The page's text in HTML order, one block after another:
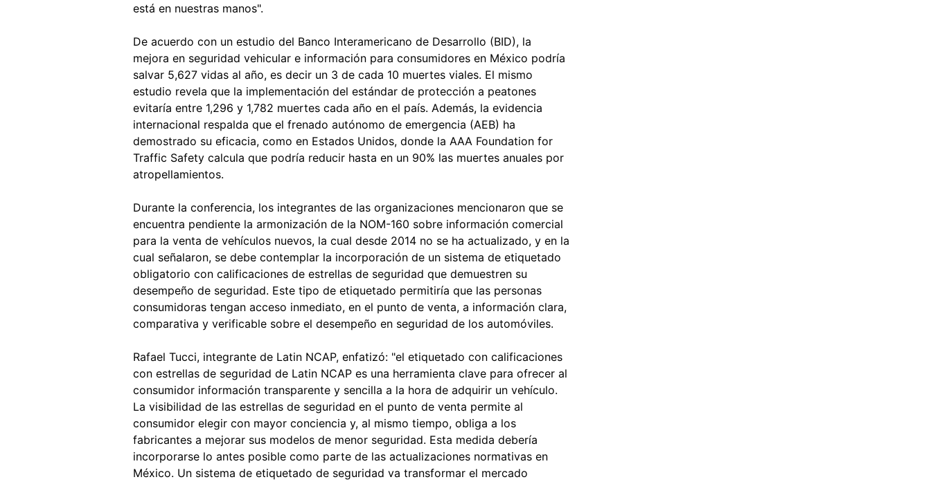
está en nuestras manos".
De acuerdo con un estudio del Banco Interamericano de Desarrollo (BID), la
mejora en seguridad vehicular e información para consumidores en México podría
salvar 5,627 vidas al año, es decir un 3 de cada 10 muertes viales. El mismo
estudio revela que la implementación del estándar de protección a peatones
evitaría entre 1,296 y 1,782 muertes cada año en el país. Además, la evidencia
internacional respalda que el frenado autónomo de emergencia (AEB) ha
demostrado su eficacia, como en Estados Unidos, donde la AAA Foundation for
Traffic Safety calcula que podría reducir hasta en un 90% las muertes anuales por
atropellamientos.
Durante la conferencia, los integrantes de las organizaciones mencionaron que se
encuentra pendiente la armonización de la NOM-160 sobre información comercial
para la venta de vehículos nuevos, la cual desde 2014 no se ha actualizado, y en la
cual señalaron, se debe contemplar la incorporación de un sistema de etiquetado
obligatorio con calificaciones de estrellas de seguridad que demuestren su
desempeño de seguridad. Este tipo de etiquetado permitiría que las personas
consumidoras tengan acceso inmediato, en el punto de venta, a información clara,
comparativa y verificable sobre el desempeño en seguridad de los automóviles.
Rafael Tucci, integrante de Latin NCAP, enfatizó: "el etiquetado con calificaciones
con estrellas de seguridad de Latin NCAP es una herramienta clave para ofrecer al
consumidor información transparente y sencilla a la hora de adquirir un vehículo.
La visibilidad de las estrellas de seguridad en el punto de venta permite al
consumidor elegir con mayor conciencia y, al mismo tiempo, obliga a los
fabricantes a mejorar sus modelos de menor seguridad. Esta medida debería
incorporarse lo antes posible como parte de las actualizaciones normativas en
México. Un sistema de etiquetado de seguridad va transformar el mercado